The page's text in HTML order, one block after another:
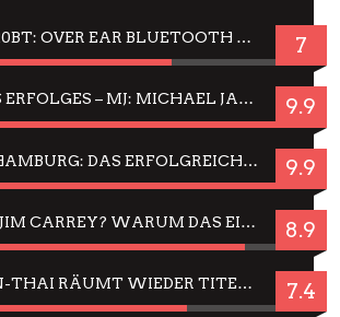
JBL TUNE 720BT: OVER EAR BLUETOOTH KOPFHÖRER UM DIE 50,-€ IM DAUER-TEST 7
WEGEN DES ERFOLGES – MJ: MICHAEL JACKSON MUSICAL IN EINER MATINEE SEHEN 9.9
JELLYFISH HAMBURG: DAS ERFOLGREICHE SOMMER-MENÜ 2025 IN GEFÜHLEN UND BILDERN 9.9
CÉSAR FÜR JIM CARREY? WARUM DAS EINER DER NERVIGSTEN ACTORS IST UND BLEIBT 8.9
JING JING: IN-THAI RÄUMT WIEDER TITEL AB – EIN ZWEI-STUNDEN-ERLEBNISBERICHT 7.4